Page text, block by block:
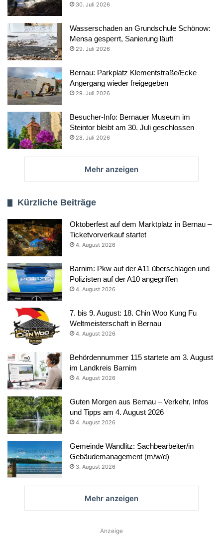
30. Juli 2026
Wasserschaden an Grundschule Schönow:
Mensa gesperrt, Sanierung läuft
29. Juli 2026
Bernau: Parkplatz Klementstraße/Ecke
Angergang wieder freigegeben
29. Juli 2026
Besucher-Info: Bernauer Museum im
Steintor bleibt am 30. Juli geschlossen
28. Juli 2026
Mehr anzeigen
Kürzliche Beiträge
Oktoberfest auf dem Marktplatz in Bernau –
Ticketvorverkauf startet
4. August 2026
Barnim: Pkw auf der A11 überschlagen und
Polizisten auf der A10 angegriffen
4. August 2026
7. bis 9. August: 18. Chin Woo Kung Fu
Weltmeisterschaft in Bernau
4. August 2026
Behördennummer 115 startete am 3. August
im Landkreis Barnim
4. August 2026
Guten Morgen aus Bernau – Verkehr, Infos
und Tipps am 4. August 2026
4. August 2026
Gemeinde Wandlitz: Sachbearbeiter/in
Gebäudemanagement (m/w/d)
3. August 2026
Mehr anzeigen
Anzeige